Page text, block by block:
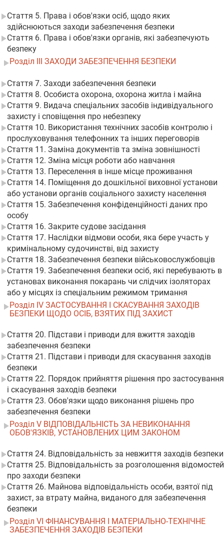
Стаття 5. Права і обов'язки осіб, щодо яких
здійснюються заходи забезпечення безпеки
Стаття 6. Права і обов'язки органів, які забезпечують
безпеку
Розділ III ЗАХОДИ ЗАБЕЗПЕЧЕННЯ БЕЗПЕКИ
Стаття 7. Заходи забезпечення безпеки
Стаття 8. Особиста охорона, охорона житла і майна
Стаття 9. Видача спеціальних засобів індивідуального
захисту і сповіщення про небезпеку
Стаття 10. Використання технічних засобів контролю і
прослуховування телефонних та інших переговорів
Стаття 11. Заміна документів та зміна зовнішності
Стаття 12. Зміна місця роботи або навчання
Стаття 13. Переселення в інше місце проживання
Стаття 14. Поміщення до дошкільної виховної установи
або установи органів соціального захисту населення
Стаття 15. Забезпечення конфіденційності даних про
особу
Стаття 16. Закрите судове засідання
Стаття 17. Наслідки відмови особи, яка бере участь у
кримінальному судочинстві, від захисту
Стаття 18. Забезпечення безпеки військовослужбовців
Стаття 19. Забезпечення безпеки осіб, які перебувають в
установах виконання покарань чи слідчих ізоляторах
або у місцях із спеціальним режимом тримання
Розділ IV ЗАСТОСУВАННЯ І СКАСУВАННЯ ЗАХОДІВ
БЕЗПЕКИ ЩОДО ОСІБ, ВЗЯТИХ ПІД ЗАХИСТ
Стаття 20. Підстави і приводи для вжиття заходів
забезпечення безпеки
Стаття 21. Підстави і приводи для скасування заходів
безпеки
Стаття 22. Порядок прийняття рішення про застосування
і скасування заходів безпеки
Стаття 23. Обов'язки щодо виконання рішень про
забезпечення безпеки
Розділ V ВІДПОВІДАЛЬНІСТЬ ЗА НЕВИКОНАННЯ
ОБОВ'ЯЗКІВ, УСТАНОВЛЕНИХ ЦИМ ЗАКОНОМ
Стаття 24. Відповідальність за невжиття заходів безпеки
Стаття 25. Відповідальність за розголошення відомостей
про заходи безпеки
Стаття 26. Майнова відповідальність особи, взятої під
захист, за втрату майна, виданого для забезпечення
безпеки
Розділ VI ФІНАНСУВАННЯ І МАТЕРІАЛЬНО-ТЕХНІЧНЕ
ЗАБЕЗПЕЧЕННЯ ЗАХОДІВ БЕЗПЕКИ